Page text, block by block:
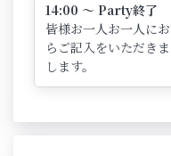
14:00 ～ Party終了
皆様お一人お一人に
らご記入をいただき
します。